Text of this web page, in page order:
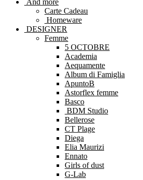
And more
Carte Cadeau
Homeware
DESIGNER
Femme
5 OCTOBRE
Academia
Aequamente
Album di Famiglia
ApuntoB
Astorflex femme
Basco
BDM Studio
Bellerose
CT Plage
Diega
Elia Maurizi
Ennato
Girls of dust
G-Lab